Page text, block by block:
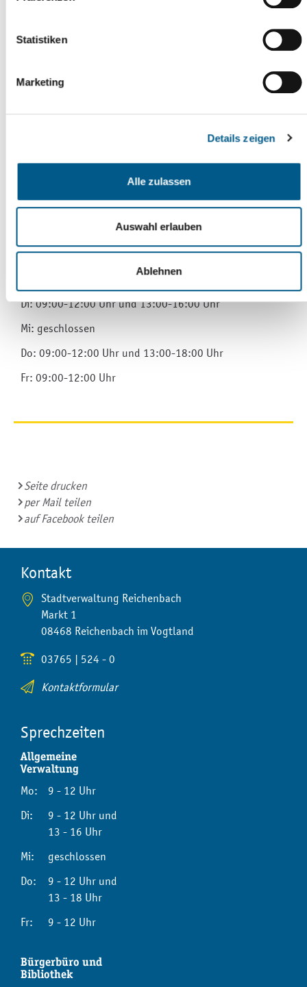
Statistiken
Marketing
Details zeigen
Alle zulassen
Auswahl erlauben
Ablehnen
Lageplan des Objektes
aktuelle Fotos vom Objekt.
Seite drucken
per Mail teilen
auf Facebook teilen
Stadtentwicklung / -planung
08468 Reichenbach im Vogtland
Di: 09:00-12:00 Uhr und 13:00-16:00 Uhr
Mi: geschlossen
Do: 09:00-12:00 Uhr und 13:00-18:00 Uhr
Fr: 09:00-12:00 Uhr
Kontakt
Stadtverwaltung Reichenbach
Markt 1
08468 Reichenbach im Vogtland
03765 | 524 - 0
Kontaktformular
Sprechzeiten
Allgemeine
Verwaltung
Mo:
9 - 12 Uhr
Di:
9 - 12 Uhr und
13 - 16 Uhr
Mi:
geschlossen
Do:
9 - 12 Uhr und
13 - 18 Uhr
Fr:
9 - 12 Uhr
Bürgerbüro und
Bibliothek